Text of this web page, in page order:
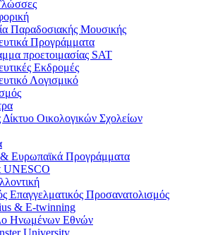
Παραδοσιακής Μουσικής
Προγράμματα
προετοιμασίας SAT
Εκδρομές
Λογισμικό
Δίκτυο Οικολογικών Σχολείων
& Ευρωπαϊκά Προγράμματα
UNESCO
Επαγγελματικός Προσανατολισμός
& E-twinning
Ηνωμένων Εθνών